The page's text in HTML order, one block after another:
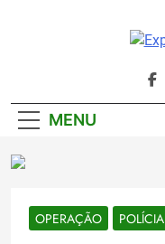
MENU
OPERAÇÃO POLÍCIA